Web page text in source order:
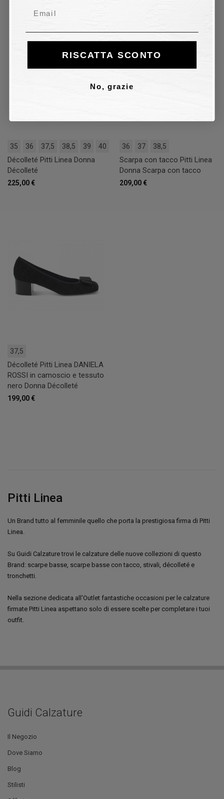
35 36 37,5 38,5 39 40
Décolleté Pitti Linea Donna
Décolleté
225,00 €
36 37 38,5
Scarpa con tacco Pitti Linea
Donna Scarpa con tacco
209,00 €
37,5
Décolleté Pitti Linea DANIELA
ROSSI in camoscio e tessuto
nero Donna Décolleté
199,00 €
Pitti Linea
Un Brand tutto al femminile quello che porta la prestigiosa firma di Pitti
Linea.
Su Guidi Calzature trovi le calzature delle nuove collezioni di questo
Brand: scarpe basse, scarpe basse con tacco, stivali, décolleté e
tronchetti.
Nella sezione dedicata all'Outlet fantastiche occasioni per le calzature
firmate Pitti Linea aspettano solo di essere scelte per completare i tuoi
outfit.
Guidi Calzature
Il Negozio
Dove Siamo
Blog
Stilisti
RISCATTA SCONTO
No, grazie